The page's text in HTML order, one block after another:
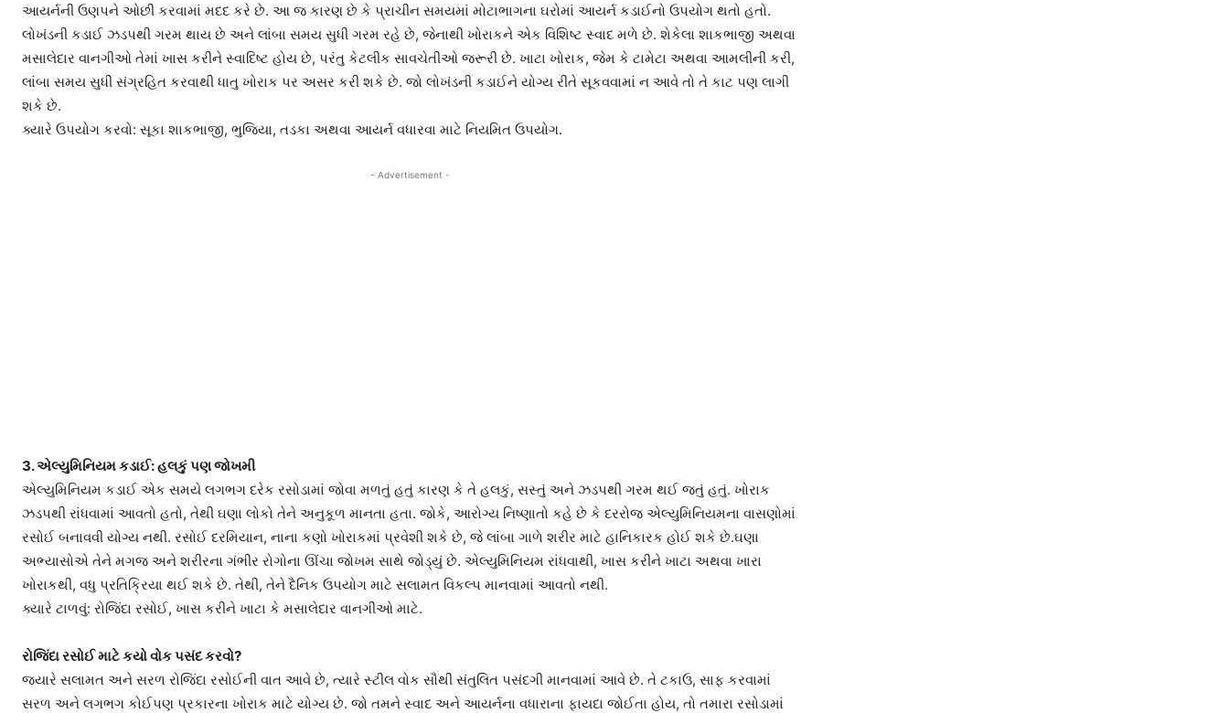
આયર્નની ઉણપને ઓછી કરવામાં મદદ કરે છે. આ જ કારણ છે કે પ્રાચીન સમયમાં મોટાભાગના ઘરોમાં આયર્ન કડાઈનો ઉપયોગ થતો હતો.
લોખંડની કડાઈ ઝડપથી ગરમ થાય છે અને લાંબા સમય સુધી ગરમ રહે છે, જેનાથી ખોરાકને એક વિશિષ્ટ સ્વાદ મળે છે. શેકેલા શાકભાજી અથવા
મસાલેદાર વાનગીઓ તેમાં ખાસ કરીને સ્વાદિષ્ટ હોય છે, પરંતુ કેટલીક સાવચેતીઓ જરૂરી છે. ખાટા ખોરાક, જેમ કે ટામેટા અથવા આમલીની કરી,
લાંબા સમય સુધી સંગ્રહિત કરવાથી ધાતુ ખોરાક પર અસર કરી શકે છે. જો લોખંડની કડાઈને યોગ્ય રીતે સૂકવવામાં ન આવે તો તે કાટ પણ લાગી
શકે છે.
ક્યારે ઉપયોગ કરવો: સૂકા શાકભાજી, ભુજિયા, તડકા અથવા આયર્ન વધારવા માટે નિયમિત ઉપયોગ.
- Advertisement -
3. એલ્યુમિનિયમ કડાઈ: હલકું પણ જોખમી
એલ્યુમિનિયમ કડાઈ એક સમયે લગભગ દરેક રસોડામાં જોવા મળતું હતું કારણ કે તે હલકું, સસ્તું અને ઝડપથી ગરમ થઈ જતું હતું. ખોરાક
ઝડપથી રાંધવામાં આવતો હતો, તેથી ઘણા લોકો તેને અનુકૂળ માનતા હતા. જોકે, આરોગ્ય નિષ્ણાતો કહે છે કે દરરોજ એલ્યુમિનિયમના વાસણોમાં
રસોઈ બનાવવી યોગ્ય નથી. રસોઈ દરમિયાન, નાના કણો ખોરાકમાં પ્રવેશી શકે છે, જે લાંબા ગાળે શરીર માટે હાનિકારક હોઈ શકે છે.ઘણા
અભ્યાસોએ તેને મગજ અને શરીરના ગંભીર રોગોના ઊંચા જોખમ સાથે જોડ્યું છે. એલ્યુમિનિયમ રાંધવાથી, ખાસ કરીને ખાટા અથવા ખારા
ખોરાકથી, વધુ પ્રતિક્રિયા થઈ શકે છે. તેથી, તેને દૈનિક ઉપયોગ માટે સલામત વિકલ્પ માનવામાં આવતો નથી.
ક્યારે ટાળવું: રોજિંદા રસોઈ, ખાસ કરીને ખાટા કે મસાલેદાર વાનગીઓ માટે.
રોજિંદા રસોઈ માટે કયો વોક પસંદ કરવો?
જ્યારે સલામત અને સરળ રોજિંદા રસોઈની વાત આવે છે, ત્યારે સ્ટીલ વોક સૌથી સંતુલિત પસંદગી માનવામાં આવે છે. તે ટકાઉ, સાફ કરવામાં
સરળ અને લગભગ કોઈપણ પ્રકારના ખોરાક માટે યોગ્ય છે. જો તમને સ્વાદ અને આયર્નના વધારાના ફાયદા જોઈતા હોય, તો તમારા રસોડામાં